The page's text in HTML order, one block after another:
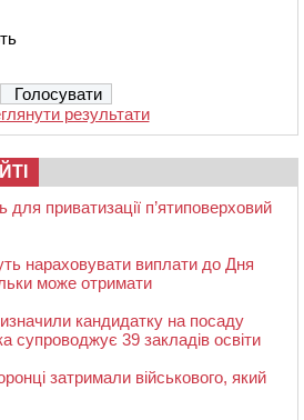
результати
приватизації п’ятиповерховий
нараховувати виплати до Дня
може отримати
кандидатку на посаду
супроводжує 39 закладів освіти
затримали військового, який